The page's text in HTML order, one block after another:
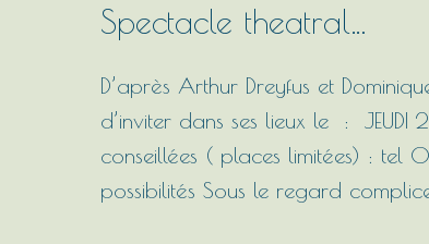
Spectacle theatral…
D’après Arthur Dreyfus et
d’inviter dans ses lieux le :
conseillées ( places limitées) : tel
possibilités Sous le regard
Spectacle